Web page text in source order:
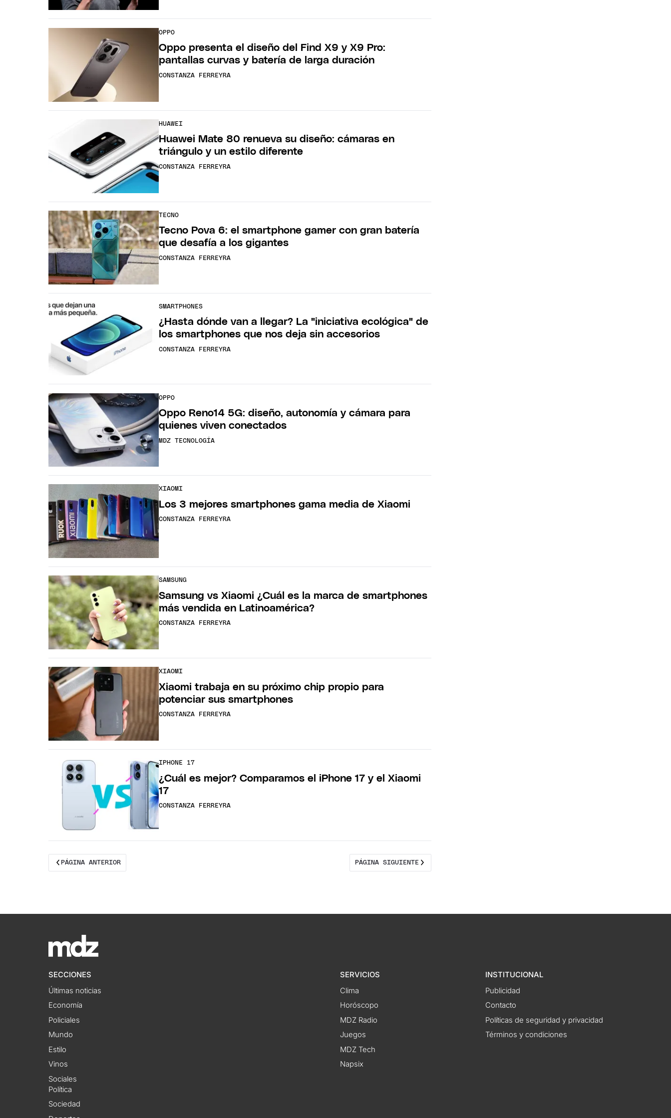
OPPO
Oppo presenta el diseño del Find X9 y X9 Pro:
pantallas curvas y batería de larga duración
CONSTANZA FERREYRA
HUAWEI
Huawei Mate 80 renueva su diseño: cámaras en
triángulo y un estilo diferente
CONSTANZA FERREYRA
TECNO
Tecno Pova 6: el smartphone gamer con gran batería
que desafía a los gigantes
CONSTANZA FERREYRA
SMARTPHONES
¿Hasta dónde van a llegar? La "iniciativa ecológica" de
los smartphones que nos deja sin accesorios
CONSTANZA FERREYRA
OPPO
Oppo Reno14 5G: diseño, autonomía y cámara para
quienes viven conectados
MDZ TECNOLOGÍA
XIAOMI
Los 3 mejores smartphones gama media de Xiaomi
CONSTANZA FERREYRA
SAMSUNG
Samsung vs Xiaomi ¿Cuál es la marca de smartphones
más vendida en Latinoamérica?
CONSTANZA FERREYRA
XIAOMI
Xiaomi trabaja en su próximo chip propio para
potenciar sus smartphones
CONSTANZA FERREYRA
IPHONE 17
¿Cuál es mejor? Comparamos el iPhone 17 y el Xiaomi
17
CONSTANZA FERREYRA
PÁGINA ANTERIOR PÁGINA SIGUIENTE
SECCIONES
Últimas noticias
Economía
Policiales
Mundo
Estilo
Vinos
Sociales
Política
Sociedad
SERVICIOS
Clima
Horóscopo
MDZ Radio
Juegos
MDZ Tech
Napsix
INSTITUCIONAL
Publicidad
Contacto
Políticas de seguridad y privacidad
Términos y condiciones